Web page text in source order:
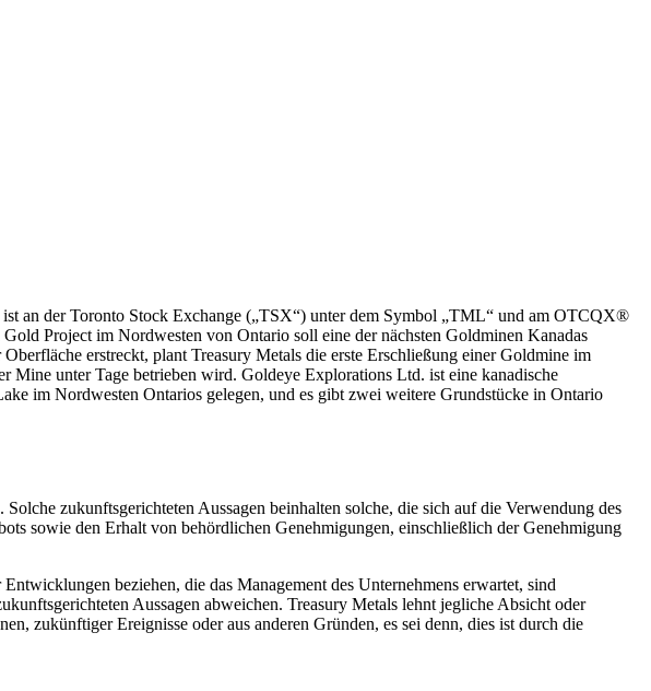
an der Toronto Stock Exchange („TSX“) unter dem Symbol „TML“ und am OTCQX®
Project im Nordwesten von Ontario soll eine der nächsten Goldminen Kanadas
erstreckt, plant Treasury Metals die erste Erschließung einer Goldmine im
Mine unter Tage betrieben wird. Goldeye Explorations Ltd. ist eine kanadische
im Nordwesten Ontarios gelegen, und es gibt zwei weitere Grundstücke in Ontario
zukunftsgerichteten Aussagen beinhalten solche, die sich auf die Verwendung des
sowie den Erhalt von behördlichen Genehmigungen, einschließlich der Genehmigung
beziehen, die das Management des Unternehmens erwartet, sind
Aussagen abweichen. Treasury Metals lehnt jegliche Absicht oder
zukünftiger Ereignisse oder aus anderen Gründen, es sei denn, dies ist durch die